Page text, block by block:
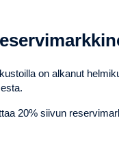
on alkanut
20% siivun